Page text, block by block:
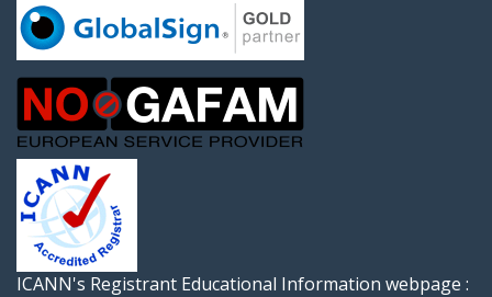
ICANN's Registrant Educational Information webpage :